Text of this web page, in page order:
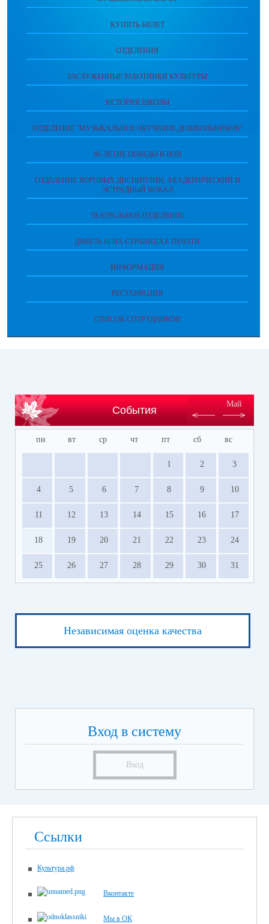
КУПИТЬ БИЛЕТ
ОТДЕЛЕНИЯ
ЗАСЛУЖЕННЫЕ РАБОТНИКИ КУЛЬТУРЫ
ИСТОРИЯ ШКОЛЫ
ОТДЕЛЕНИЕ "МУЗЫКАЛЬНОЕ ОБУЧЕНИЕ ДОШКОЛЬНИКОВ"
80-ЛЕТИЕ ПОБЕДЫ В ВОВ
ОТДЕЛЕНИЕ ХОРОВЫХ ДИСЦИПЛИН, АКАДЕМИЧЕСКИЙ И
ЭСТРАДНЫЙ ВОКАЛ
ТЕАТРАЛЬНОЕ ОТДЕЛЕНИЕ
ДМШ № 10 НА СТРАНИЦАХ ПЕЧАТИ
ИНФОРМАЦИЯ
РЕСТАВРАЦИЯ
СПИСОК СОТРУДНИКОВ
События
Май
пн вт ср чт пт сб вс
1 2 3
4 5 6 7 8 9 10
11 12 13 14 15 16 17
18 19 20 21 22 23 24
25 26 27 28 29 30 31
Независимая оценка качества
Вход в систему
Вход
Ссылки
Культура.рф
Вконтакте
Мы в ОК